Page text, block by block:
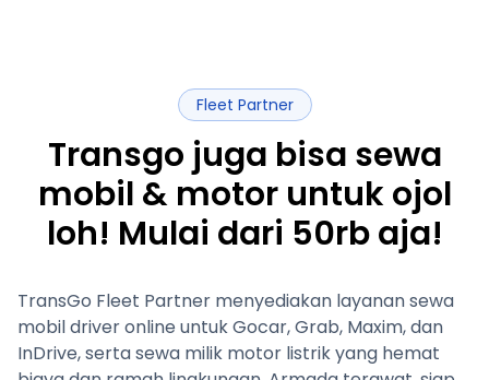
Fleet Partner
Transgo juga bisa sewa
mobil & motor untuk ojol
loh! Mulai dari 50rb aja!
TransGo Fleet Partner menyediakan layanan sewa
mobil driver online untuk Gocar, Grab, Maxim, dan
InDrive, serta sewa milik motor listrik yang hemat